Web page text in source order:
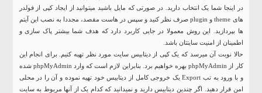
در اینجا شما یک انتخاب دارید. در صورتی که مایل باشید میتوانید از ایجاد کپی از فولدر
های theme و plugin صرف نظر کنید و سپس در هاست مقصد، مجددا به نصب این آیتم
ها بپردازید. این روش معمولا در جایی کاربرد دارد که هدف شما بیشتر پاک سازی و
اطمینان از امنیت سایتتان باشد.
حالا نوبت آن میرسد که یک کپی از دیتابیس سایت مورد نظر تهیه کنیم. برای انجام این
کار از phpMyAdmin بهره خواهیم برد. بنابراین لازم است که وارد phpMyAdmin شده
و با ورود به تب Export یک خروجی کامل از دیتابیس خود تهیه نموده و آن را در محلی
امن قرار دهید. اگر چندین دیتابیس دارید و نمیدانید که کدام یک از آنها مربوط به سایت